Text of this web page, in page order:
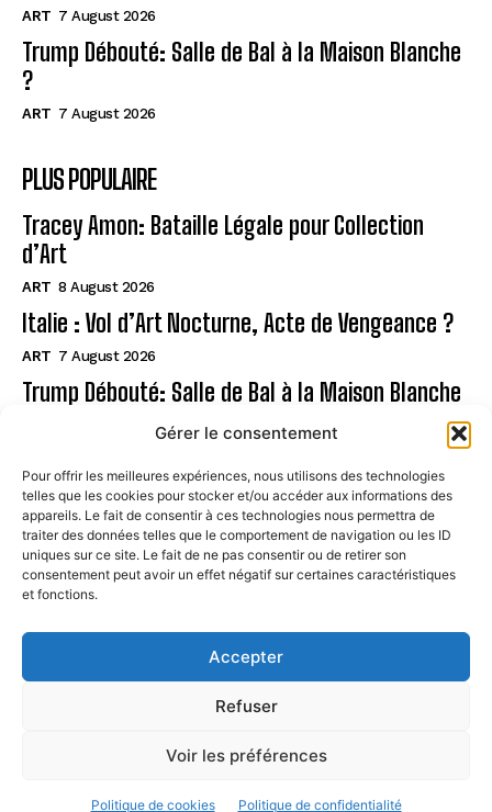
Gérer le consentement
Pour offrir les meilleures expériences, nous utilisons des technologies
telles que les cookies pour stocker et/ou accéder aux informations des
appareils. Le fait de consentir à ces technologies nous permettra de
traiter des données telles que le comportement de navigation ou les ID
uniques sur ce site. Le fait de ne pas consentir ou de retirer son
consentement peut avoir un effet négatif sur certaines caractéristiques
et fonctions.
Accepter
Refuser
Voir les préférences
Politique de cookies Politique de confidentialité
ART 7 August 2026
Trump Débouté: Salle de Bal à la Maison Blanche
?
ART 7 August 2026
PLUS POPULAIRE
Tracey Amon: Bataille Légale pour Collection
d’Art
ART 8 August 2026
Italie : Vol d’Art Nocturne, Acte de Vengeance ?
ART 7 August 2026
Trump Débouté: Salle de Bal à la Maison Blanche
Page
CONTACT
MENTIONS LÉGALES
© STREETARTPARIS. All Rights Reserved. 2024